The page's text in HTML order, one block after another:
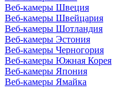
Веб-камеры Швеция
Веб-камеры Швейцария
Веб-камеры Шотландия
Веб-камеры Эстония
Веб-камеры Черногория
Веб-камеры Южная Корея
Веб-камеры Япония
Веб-камеры Ямайка